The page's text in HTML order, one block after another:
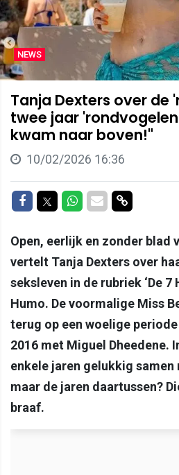
NEWS
Tanja Dexters over de
twee jaar
kwam naar boven!"
10/02/2026 16:36
Delen op Facebook
Delen op Twitter
Delen op Whatsapp
Delen via Mail
Delen via
Open, eerlijk en zonder blad
vertelt Tanja Dexters over
seksleven in de rubriek ‘De 7
Humo. De voormalige Miss
terug op een woelige
2016 met Miguel Dheedene.
enkele jaren gelukkig
maar de jaren daartussen?
braaf.